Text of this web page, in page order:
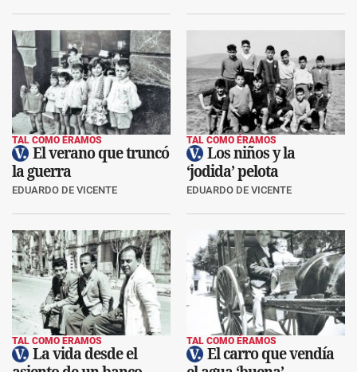
TAL COMO ÉRAMOS
El verano que truncó
la guerra
EDUARDO DE VICENTE
TAL COMO ÉRAMOS
Los niños y la
‘jodida’ pelota
EDUARDO DE VICENTE
TAL COMO ÉRAMOS
La vida desde el
TAL COMO ÉRAMOS
El carro que vendía